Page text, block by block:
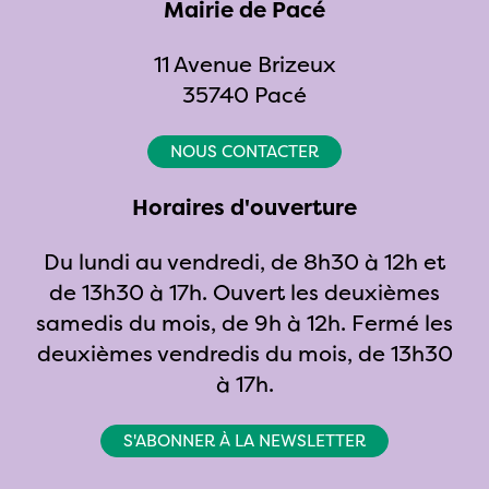
Facebook
Instagram
Youtube
Mairie de Pacé
11 Avenue Brizeux
35740 Pacé
NOUS CONTACTER
Horaires d'ouverture
Du lundi au vendredi, de 8h30 à 12h et
de 13h30 à 17h. Ouvert les deuxièmes
samedis du mois, de 9h à 12h. Fermé les
deuxièmes vendredis du mois, de 13h30
à 17h.
S'ABONNER À LA NEWSLETTER